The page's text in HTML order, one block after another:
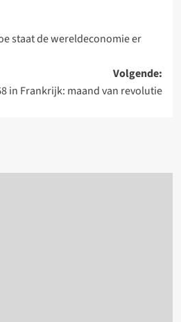
staat de wereldeconomie er
Volgende:
in Frankrijk: maand van revolutie